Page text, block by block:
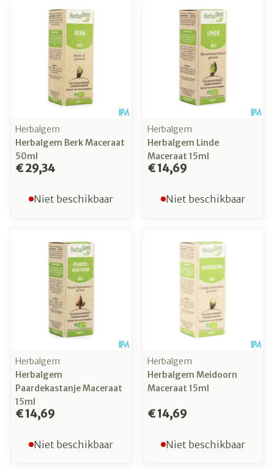
Herbalgem
Herbalgem Berk Maceraat
50ml
€ 29,34
Niet beschikbaar
Herbalgem
Herbalgem Linde
Maceraat 15ml
€ 14,69
Niet beschikbaar
Herbalgem
Herbalgem
Paardekastanje Maceraat
15ml
€ 14,69
Niet beschikbaar
Herbalgem
Herbalgem Meidoorn
Maceraat 15ml
€ 14,69
Niet beschikbaar